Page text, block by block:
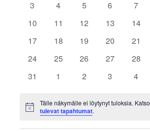
Tapahtumat
0
3
0
4
0
5
0
6
0
7
0
10
0
11
0
12
0
13
0
14
0
17
0
18
0
19
0
20
0
21
0
24
0
25
0
26
0
27
0
28
0
31
0
1
0
2
0
3
0
4
Notice
Tälle näkymälle ei löytynyt tuloksia. Katso
tulevat tapahtumat.